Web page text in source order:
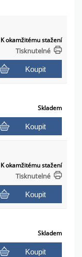
K okamžitému stažení
Tisknutelné
Koupit
Skladem
Koupit
K okamžitému stažení
Tisknutelné
Koupit
Skladem
Koupit